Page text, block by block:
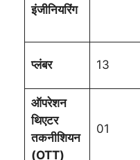
इंजीनियरिंग
प्लंबर 13
ऑपरेशन
थिएटर
तकनीशियन
(OTT)
01